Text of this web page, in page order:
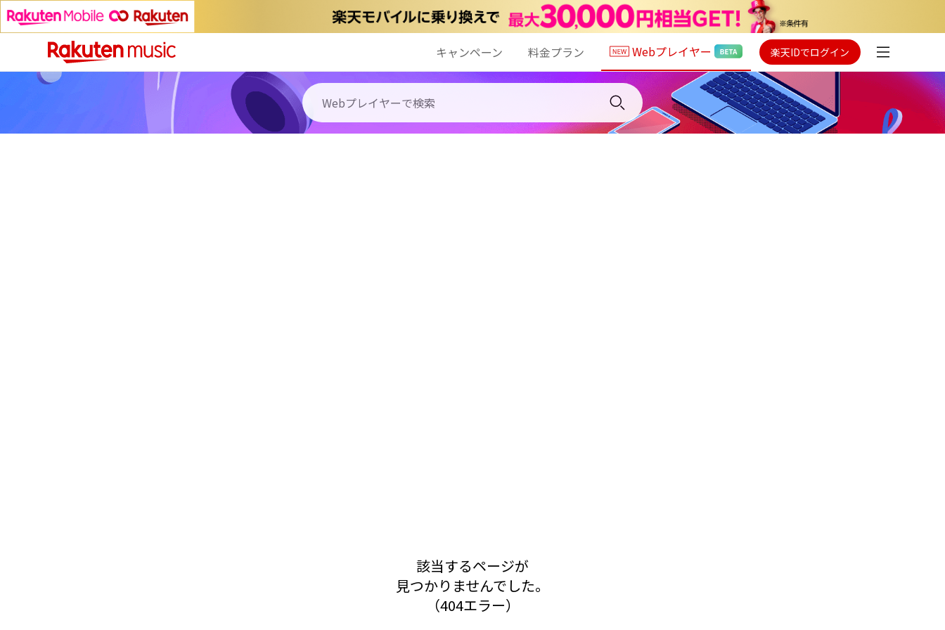
キャンペーン 料金プラン Webプレイヤー 楽天IDでログイン
該当するページが
見つかりませんでした。
（404エラー）